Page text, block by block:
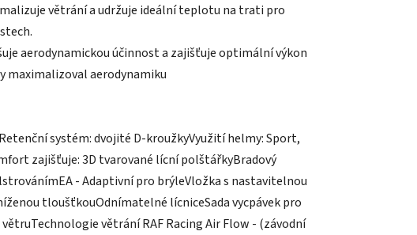
větrání a udržuje ideální teplotu na trati pro
aerodynamickou účinnost a zajišťuje optimální výkon
maximalizoval aerodynamiku
systém: dvojité D-kroužkyVyužití helmy: Sport,
zajišťuje: 3D tvarované lícní polštářkyBradový
- Adaptivní pro brýleVložka s nastavitelnou
tloušťkouOdnímatelné lícniceSada vycpávek pro
větrání RAF Racing Air Flow - (závodní